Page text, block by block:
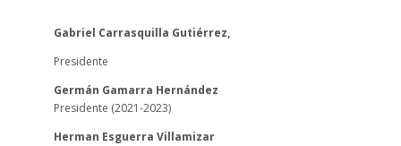
Gabriel Carrasquilla Gutiérrez,
Presidente
Germán Gamarra Hernández
Presidente (2021-2023)
Herman Esguerra Villamizar